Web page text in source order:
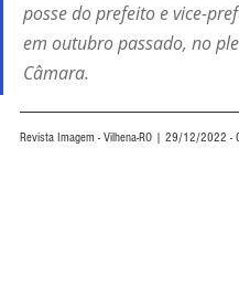
posse do prefeito e vice-
em outubro passado, no
Câmara.
Revista Imagem - Vilhena-RO | 29/12/2022 -